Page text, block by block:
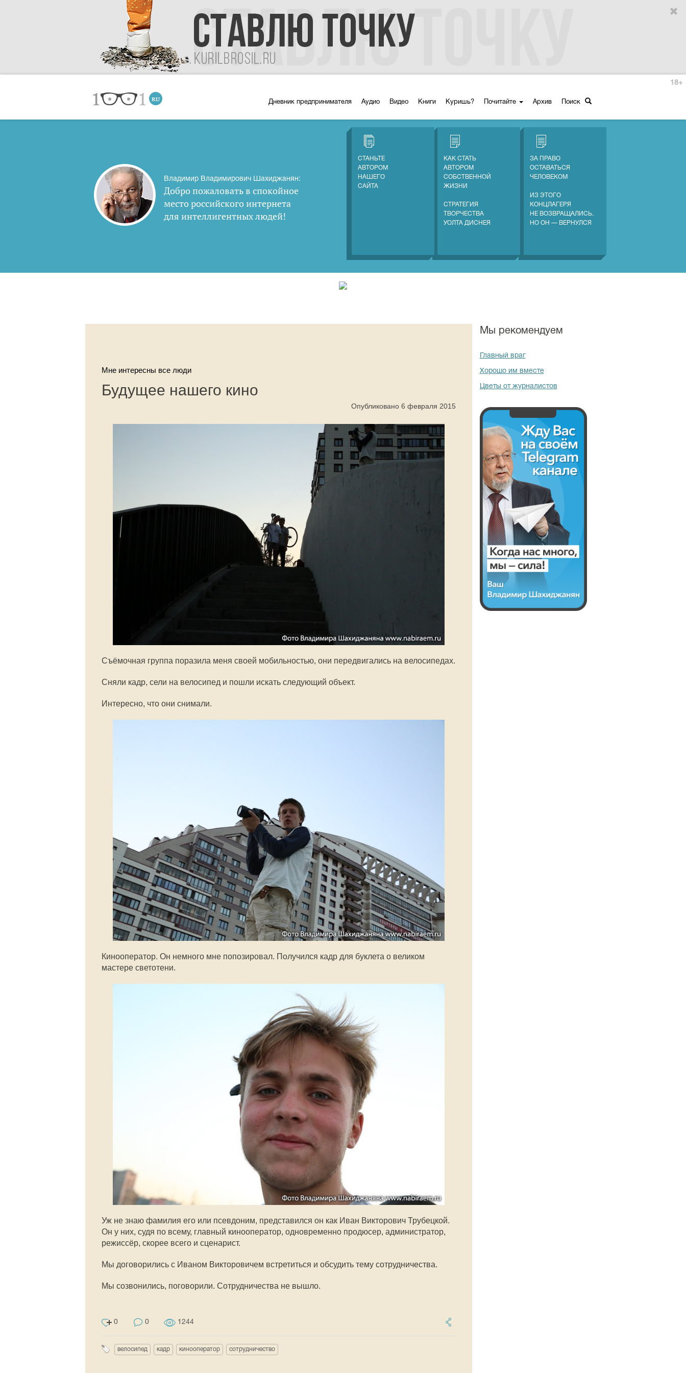
Дневник предпринимателя Аудио Видео Книги Куришь? Почитайте Архив Поиск
18+
Владимир Владимирович Шахиджанян:
Добро пожаловать в спокойное
место российского интернета
для интеллигентных людей!
СТАНЬТЕ
АВТОРОМ
НАШЕГО
САЙТА
КАК СТАТЬ
АВТОРОМ
СОБСТВЕННОЙ
ЖИЗНИ
СТРАТЕГИЯ
ТВОРЧЕСТВА
УОЛТА ДИСНЕЯ
ЗА ПРАВО
ОСТАВАТЬСЯ
ЧЕЛОВЕКОМ
ИЗ ЭТОГО
КОНЦЛАГЕРЯ
НЕ ВОЗВРАЩАЛИСЬ.
НО ОН — ВЕРНУЛСЯ
Мне интересны все люди
Будущее нашего кино
Опубликовано 6 февраля 2015
Съёмочная группа поразила меня своей мобильностью, они передвигались на велосипедах.
Сняли кадр, сели на велосипед и пошли искать следующий объект.
Интересно, что они снимали.
Кинооператор. Он немного мне попозировал. Получился кадр для буклета о великом
мастере светотени.
Уж не знаю фамилия его или псевдоним, представился он как Иван Викторович Трубецкой.
Он у них, судя по всему, главный кинооператор, одновременно продюсер, администратор,
режиссёр, скорее всего и сценарист.
Мы договорились с Иваном Викторовичем встретиться и обсудить тему сотрудничества.
Мы созвонились, поговорили. Сотрудничества не вышло.
0 0 1244
велосипед кадр кинооператор сотрудничество
Мы рекомендуем
Главный враг
Хорошо им вместе
Цветы от журналистов